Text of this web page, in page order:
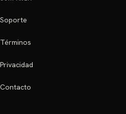
Soporte
Términos
Privacidad
Contacto